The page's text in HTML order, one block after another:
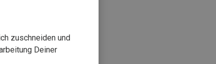
zuschneiden und
Deiner